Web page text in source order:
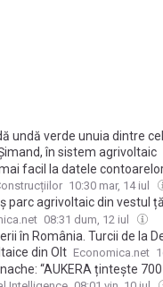
undă verde unuia dintre
în sistem agrivoltaic
facil la datele
10:30 mar, 14 iul
parc agrivoltaic din vestul
investitor român
08:31 dum, 12 iul
în România. Turcii de la
din Olt Economica.net
“AUKERA țintește